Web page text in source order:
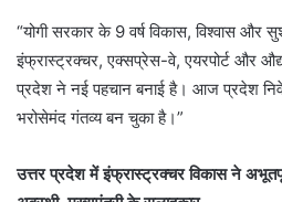
“योगी सरकार के 9 वर्ष विकास, विश्वास और
इंफ्रास्ट्रक्चर, एक्सप्रेस-वे, एयरपोर्ट और
प्रदेश ने नई पहचान बनाई है। आज प्रदेश
भरोसेमंद गंतव्य बन चुका है।”
उत्तर प्रदेश में इंफ्रास्ट्रक्चर विकास ने